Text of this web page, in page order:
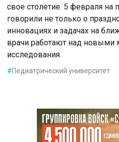
свое столетие. 5 февраля на
говорили не только о
инновациях и задачах на
врачи работают над новыми
исследования.
#Педиатрический университет